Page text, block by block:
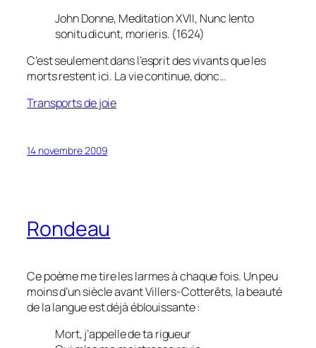
John Donne, Meditation XVII, Nunc lento
sonitu dicunt, morieris. (1624)
C’est seulement dans l’esprit des vivants que les
morts restent ici. La vie continue, donc…
Transports de joie
14 novembre 2009
Rondeau
Ce poème me tire les larmes à chaque fois. Un peu
moins d’un siècle avant Villers-Cotterêts, la beauté
de la langue est déjà éblouissante :
Mort, j’appelle de ta rigueur